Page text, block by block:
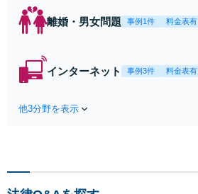
離婚・男女問題 事例1件 料金表有
インターネット 事例3件 料金表有
他3分野を表示